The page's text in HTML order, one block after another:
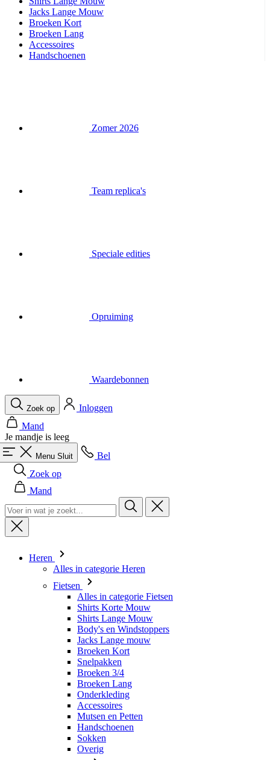
Jacks Lange Mouw
Broeken Kort
Broeken Lang
Accessoires
Handschoenen
Zomer 2026
Team replica's
Speciale edities
Opruiming
Waardebonnen
Zoek op
Inloggen
Mand
Je mandje is leeg
Menu Sluit
Bel
Zoek op
Mand
Heren
Alles in categorie Heren
Fietsen
Alles in categorie Fietsen
Shirts Korte Mouw
Shirts Lange Mouw
Body's en Windstoppers
Jacks Lange mouw
Broeken Kort
Snelpakken
Broeken 3/4
Broeken Lang
Onderkleding
Accessoires
Mutsen en Petten
Handschoenen
Sokken
Overig